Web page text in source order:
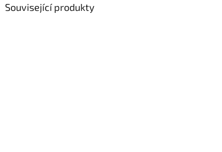
Související produkty